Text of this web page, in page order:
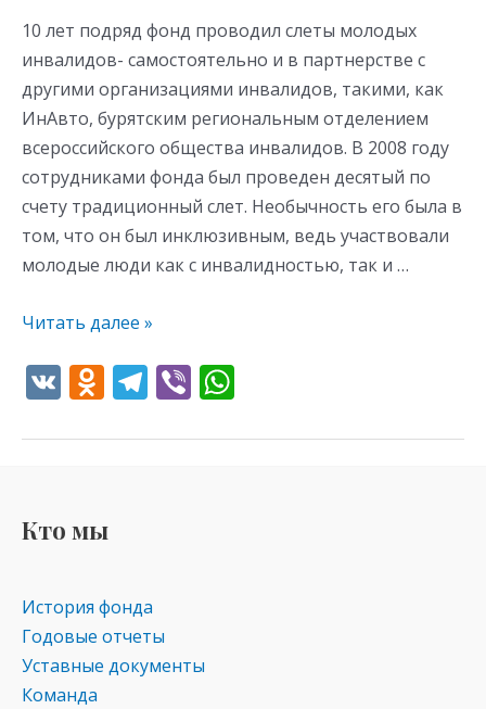
ki
10 лет подряд фонд проводил слеты молодых
инвалидов- самостоятельно и в партнерстве с
другими организациями инвалидов, такими, как
ИнАвто, бурятским региональным отделением
всероссийского общества инвалидов. В 2008 году
сотрудниками фонда был проведен десятый по
счету традиционный слет. Необычность его была в
том, что он был инклюзивным, ведь участвовали
молодые люди как с инвалидностью, так и …
Читать далее »
V O
n
kl
as
s
ni
ki
T
e
Vi
er at
Кто мы
История фонда
Годовые отчеты
Уставные документы
Команда